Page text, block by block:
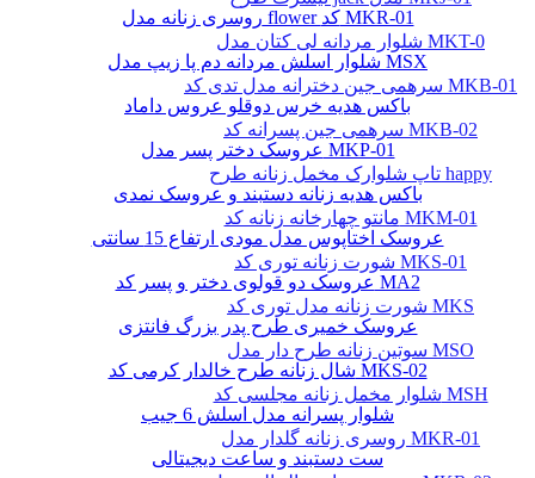
شلوار مردانه لی کتان مدل MKT-0
سرهمی جین دخترانه مدل تدی کد MKB-01
سرهمی جین پسرانه کد MKB-02
تاپ شلوارک مخمل زنانه طرح happy
مانتو چهارخانه زنانه کد MKM-01
شورت زنانه توری کد MKS-01
شورت زنانه مدل توری کد MKS
سوتین زنانه طرح دار مدل MSO
شلوار مخمل زنانه مجلسی کد MSH
روسری زنانه گلدار مدل MKR-01
روسری زنانه مدل flower کد MKR-01
شلوار اسلش مردانه دم پا زیپ مدل MSX
باکس هدیه خرس دوقلو عروس داماد
عروسک دختر پسر مدل MKP-01
باکس هدیه زنانه دستبند و عروسک نمدی
عروسک اختاپوس مدل مودی ارتفاع 15 سانتی
عروسک دو قولوی دختر و پسر کد MA2
عروسک خمیری طرح پدر بزرگ فانتزی
شال زنانه طرح خالدار کرمی کد MKS-02
شلوار پسرانه مدل اسلش 6 جیب
ست دستبند و ساعت دیجیتالی